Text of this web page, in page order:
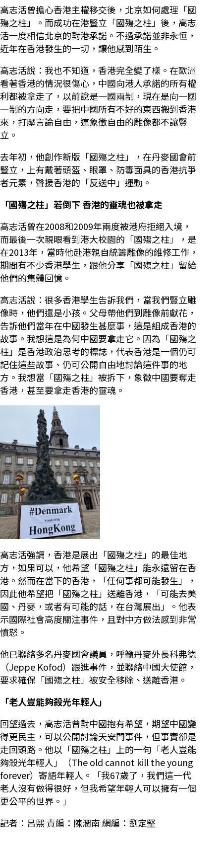
高志活曾擔心香港主權移交後，北京如何處理「國
殤之柱」。而成功在港豎立「國殤之柱」後，高志
活一度相信北京的對港承諾。不過承諾並非永恒，
近年在香港發生的一切，讓他感到陌生。
高志活說：我也不知道，香港完全變了樣。在歐洲
看著香港的情況很傷心，中國向港人承諾的所有權
利都被拿走了，以前說是一國兩制，現在是向一國
一制的方向走，要把中國所有不好的東西搬到香港
來，打壓言論自由，連象徵自由的雕像都不讓豎
立。
去年初，他創作新版「國殤之柱」，在丹麥國會前
豎立，上有戴著頭盔、眼罩、防毒面具的香港抗爭
者元素，聲援香港的「反送中」運動。
「國殤之柱」若倒下 香港的靈魂也被拿走
高志活曾在2008和2009年兩度被港府拒絕入境，
而最後一次親眼看到港大校園的「國殤之柱」，是
在2013年，當時他赴港親自統籌雕像的維修工作，
期間有不少香港學生，跟他分享「國殤之柱」留給
他們的集體回憶。
高志活說：很多香港學生告訴我們，當我們豎立雕
像時，他們還是小孩。父母帶他們到雕像前獻花，
告訴他們當年在中國發生甚麼事，這是組成香港的
故事。我想這是為何中國要拿走它。因為「國殤之
柱」是香港政治思考的標誌，代表香港是一個仍可
記住這些故事、仍可公開自由地討論這件事的地
方。我想當「國殤之柱」被拆下，象徵中國要奪走
香港，甚至要拿走香港的靈魂。
高志活強調，香港是展出「國殤之柱」的最佳地
方，如果可以，他希望「國殤之柱」能永遠留在香
港。然而在當下的香港，「任何事都可能發生」，
因此他希望把「國殤之柱」送離香港，「可能去美
國、丹麥，或者有可能的話，在台灣展出」。他表
示國際社會高度關注事件，且對中方做法感到非常
憤怒。
他已聯絡多名丹麥國會議員，呼籲丹麥外長科弗德
（Jeppe Kofod）跟進事件，並聯絡中國大使館，
要求確保「國殤之柱」被安全移除、送離香港。
「老人豈能夠殺光年輕人」
回望過去，高志活曾對中國抱有希望，期望中國變
得更民主，可以公開討論天安門事件，但事實卻是
走回頭路。他以「國殤之柱」上的一句「老人豈能
夠殺光年輕人」（The old cannot kill the young
forever）寄語年輕人。「我67歲了，我們這一代
老人沒有做得很好，但我希望年輕人可以擁有一個
更公平的世界。」
記者：呂熙 責編：陳潤南 網編：劉定堅